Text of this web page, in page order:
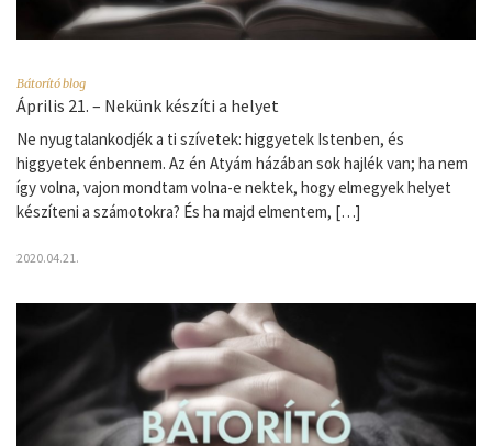
Bátorító blog
Április 21. – Nekünk készíti a helyet
Ne nyugtalankodjék a ti szívetek: higgyetek Istenben, és
higgyetek énbennem. Az én Atyám házában sok hajlék van; ha nem
így volna, vajon mondtam volna-e nektek, hogy elmegyek helyet
készíteni a számotokra? És ha majd elmentem, […]
2020.04.21.